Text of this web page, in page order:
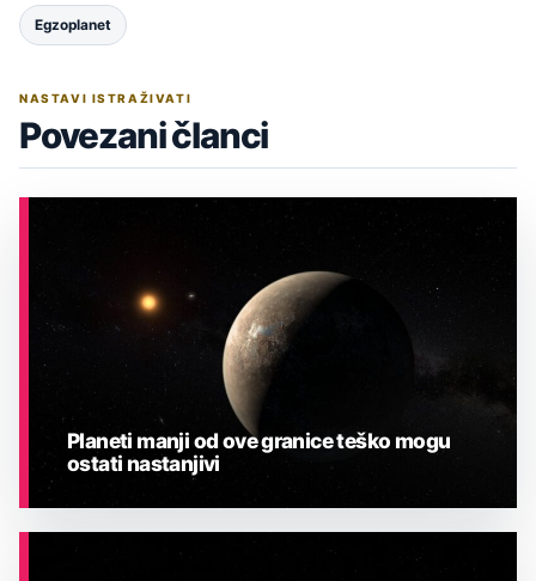
Egzoplanet
NASTAVI ISTRAŽIVATI
Povezani članci
Planeti manji od ove granice teško mogu
ostati nastanjivi